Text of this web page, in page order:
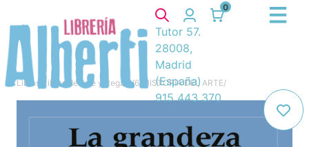
0
Tutor 57.
28008,
Madrid
(España)
915 443 370
Libros Libros de Arte y Regalo/6. HISTORIA DEL ARTE/